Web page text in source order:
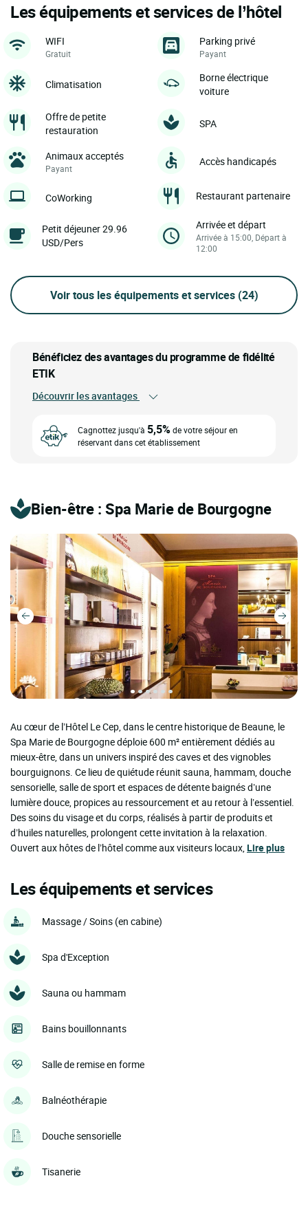
Les équipements et services de l’hôtel
WIFI
Gratuit
Parking privé
Payant
Climatisation
Borne électrique
voiture
Offre de petite
restauration
SPA
Animaux acceptés
Payant
Accès handicapés
CoWorking Restaurant partenaire
Petit déjeuner 29.96
USD/Pers
Arrivée et départ
Arrivée à 15:00, Départ à
12:00
Voir tous les équipements et services (24)
Bénéficiez des avantages du programme de fidélité
ETIK
Découvrir les avantages
Cagnottez jusqu'à 5,5%de votre séjour en
réservant dans cet établissement
Bien-être : Spa Marie de Bourgogne
Au cœur de l’Hôtel Le Cep, dans le centre historique de Beaune, le
Spa Marie de Bourgogne déploie 600 m² entièrement dédiés au
mieux-être, dans un univers inspiré des caves et des vignobles
bourguignons. Ce lieu de quiétude réunit sauna, hammam, douche
sensorielle, salle de sport et espaces de détente baignés d’une
lumière douce, propices au ressourcement et au retour à l’essentiel.
Des soins du visage et du corps, réalisés à partir de produits et
d’huiles naturelles, prolongent cette invitation à la relaxation.
Ouvert aux hôtes de l’hôtel comme aux visiteurs locaux,Lire plus
Les équipements et services
Massage / Soins (en cabine)
Spa d'Exception
Sauna ou hammam
Bains bouillonnants
Salle de remise en forme
Balnéothérapie
Douche sensorielle
Tisanerie